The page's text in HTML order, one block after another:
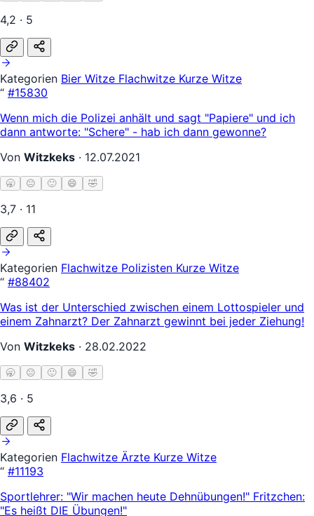
4,2 · 5
Kategorien Bier Witze Flachwitze Kurze Witze
“ #15830
Wenn mich die Polizei anhält und sagt "Papiere" und ich
dann antworte: "Schere" - hab ich dann gewonne?
Von Witzkeks · 12.07.2021
🥱 😐 🙂 😄 🤣
3,7 · 11
Kategorien Flachwitze Polizisten Kurze Witze
“ #88402
Was ist der Unterschied zwischen einem Lottospieler und
einem Zahnarzt? Der Zahnarzt gewinnt bei jeder Ziehung!
Von Witzkeks · 28.02.2022
🥱 😐 🙂 😄 🤣
3,6 · 5
Kategorien Flachwitze Ärzte Kurze Witze
“ #11193
Sportlehrer: "Wir machen heute Dehnübungen!" Fritzchen:
"Es heißt DIE Übungen!"